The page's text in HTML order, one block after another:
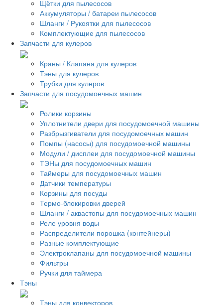
Щётки для пылесосов
Аккумуляторы / батареи пылесосов
Шланги / Рукоятки для пылесосов
Комплектующие для пылесосов
Запчасти для кулеров
Краны / Клапана для кулеров
Тэны для кулеров
Трубки для кулеров
Запчасти для посудомоечных машин
Ролики корзины
Уплотнители двери для посудомоечной машины
Разбрызгиватели для посудомоечных машин
Помпы (насосы) для посудомоечной машины
Модули / дисплеи для посудомоечной машины
ТЭНы для посудомоечных машин
Таймеры для посудомоечных машин
Датчики температуры
Корзины для посуды
Термо-блокировки дверей
Шланги / аквастопы для посудомоечных машин
Реле уровня воды
Распределители порошка (контейнеры)
Разные комплектующие
Электроклапаны для посудомоечной машины
Фильтры
Ручки для таймера
Тэны
Тэны для конвекторов